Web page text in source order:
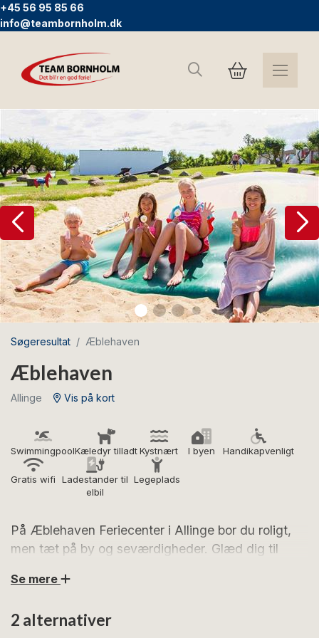
+45 56 95 85 66
info@teambornholm.dk
Søg
Søgeresultat Æblehaven
Æblehaven
Allinge Vis på kort
SwimmingpoolKæledyr tilladtKystnært I byen Handikapvenligt
Gratis wifi
Ladestander til
elbil
Legeplads
På Æblehaven Feriecenter i Allinge bor du roligt,
men tæt på by og seværdigheder. Glæd dig til
legeplads, hoppepude og dejlige feriehuse.
Æblehaven er idyllisk beliggende i en tidligere
Se mere
2 alternativer